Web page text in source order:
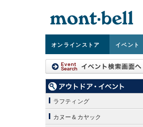
オンラインストア イベント
ラフティング
カヌー＆カヤック